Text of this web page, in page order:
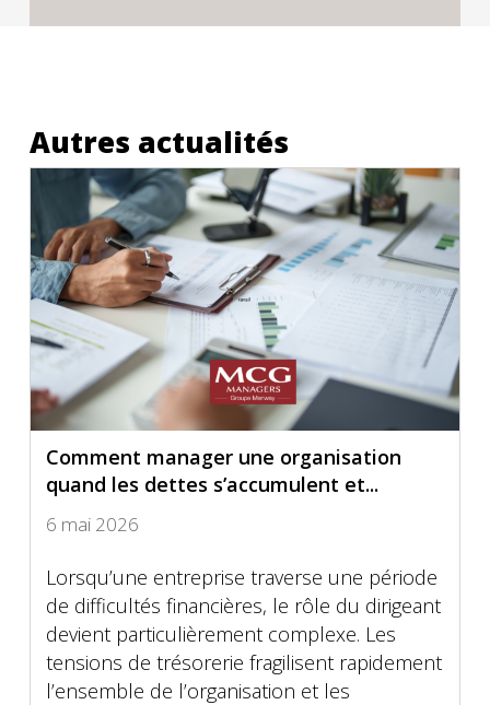
Autres actualités
Comment manager une organisation
quand les dettes s’accumulent et...
6 mai 2026
Lorsqu’une entreprise traverse une période
de difficultés financières, le rôle du dirigeant
devient particulièrement complexe. Les
tensions de trésorerie fragilisent rapidement
l’ensemble de l’organisation et les